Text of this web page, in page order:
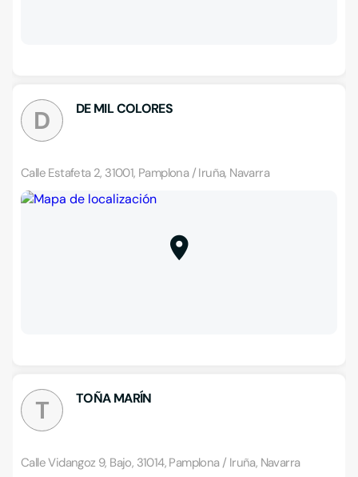
D DE MIL COLORES
Calle Estafeta 2, 31001, Pamplona / Iruña, Navarra
T TOÑA MARÍN
Calle Vidangoz 9, Bajo, 31014, Pamplona / Iruña, Navarra